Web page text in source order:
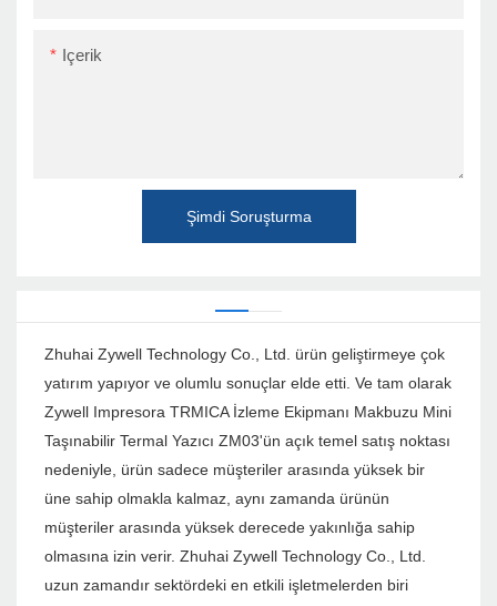
Içerik
Şimdi Soruşturma
Zhuhai Zywell Technology Co., Ltd. ürün geliştirmeye çok
yatırım yapıyor ve olumlu sonuçlar elde etti. Ve tam olarak
Zywell Impresora TRMICA İzleme Ekipmanı Makbuzu Mini
Taşınabilir Termal Yazıcı ZM03'ün açık temel satış noktası
nedeniyle, ürün sadece müşteriler arasında yüksek bir
üne sahip olmakla kalmaz, aynı zamanda ürünün
müşteriler arasında yüksek derecede yakınlığa sahip
olmasına izin verir. Zhuhai Zywell Technology Co., Ltd.
uzun zamandır sektördeki en etkili işletmelerden biri